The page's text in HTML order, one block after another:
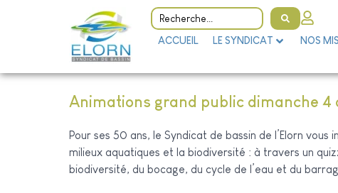
ACCUEIL LE SYNDICAT NOS
Animations grand public dimanche 4
Pour ses 50 ans, le Syndicat de bassin de l’Elorn
milieux aquatiques et la biodiversité : à travers un
biodiversité, du bocage, du cycle de l’eau et du